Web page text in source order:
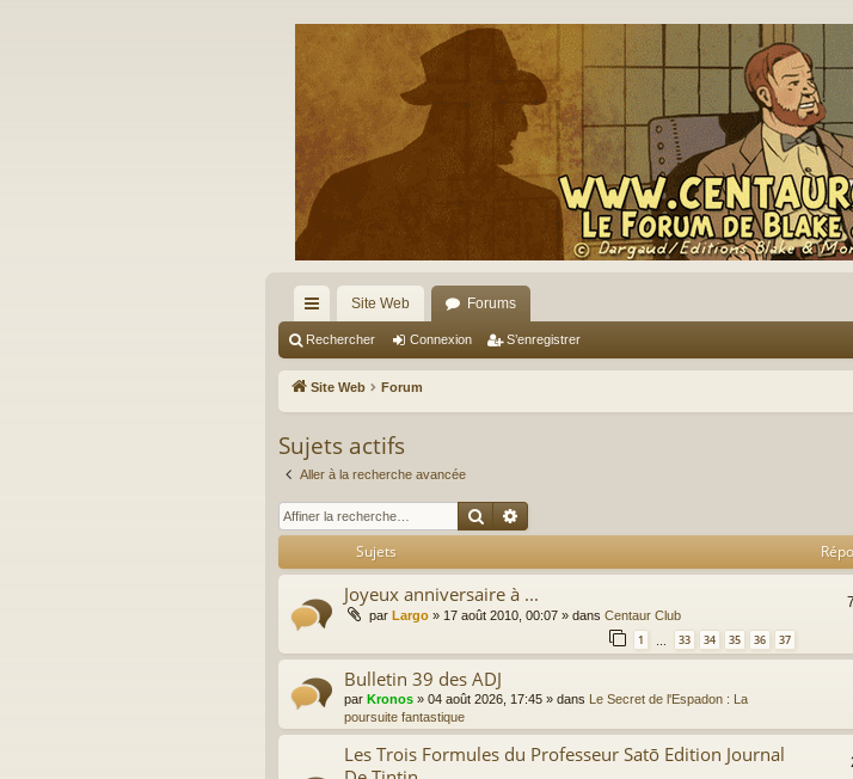
cc
ès
ra
pi
de
Site Web Forums
Rechercher Connexion S’enregistrer
Site Web Forum
Sujets actifs
Aller à la recherche avancée
Rechercher
Sujets
Joyeux anniversaire à ...
par Largo » 17 août 2010, 00:07 » dans Centaur Club
1 33 34 35 36 37
Bulletin 39 des ADJ
par Kronos » 04 août 2026, 17:45 » dans Le Secret de l'Espadon : La
poursuite fantastique
Les Trois Formules du Professeur Satō Edition Journal